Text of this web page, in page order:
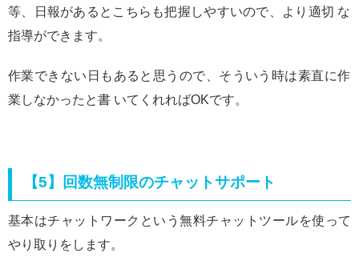
等、日報があるとこちらも把握しやすいので、より適切 な
指導ができます。
作業できない日もあると思うので、そういう時は素直に作
業しなかったと書 いてくれればOKです。
【5】回数無制限のチャットサポート
基本はチャットワークという無料チャットツールを使って
やり取りをします。